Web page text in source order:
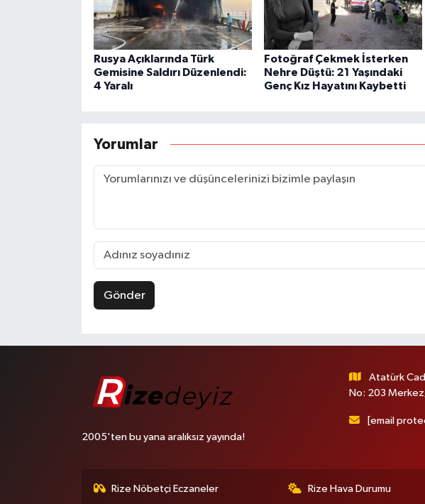
Rusya Açıklarında Türk
Gemisine Saldırı Düzenlendi:
4 Yaralı
Fotoğraf Çekmek İsterken
Nehre Düştü: 21 Yaşındaki
Genç Kız Hayatını Kaybetti
Yorumlar
Gönder
2005'ten bu yana aralıksız yayında!
Atatürk
No: 203
[email
Rize Nöbetçi Eczaneler Rize Hava Durumu